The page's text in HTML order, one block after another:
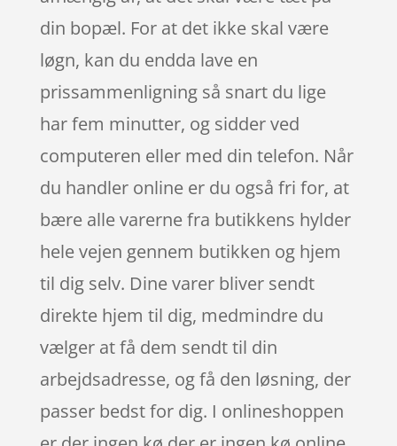
din bopæl. For at det ikke skal være
løgn, kan du endda lave en
prissammenligning så snart du lige
har fem minutter, og sidder ved
computeren eller med din telefon. Når
du handler online er du også fri for, at
bære alle varerne fra butikkens hylder
hele vejen gennem butikken og hjem
til dig selv. Dine varer bliver sendt
direkte hjem til dig, medmindre du
vælger at få dem sendt til din
arbejdsadresse, og få den løsning, der
passer bedst for dig. I onlineshoppen